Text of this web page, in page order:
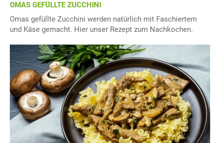
OMAS GEFÜLLTE ZUCCHINI
Omas gefüllte Zucchini werden natürlich mit Faschiertem
und Käse gemacht. Hier unser Rezept zum Nachkochen.